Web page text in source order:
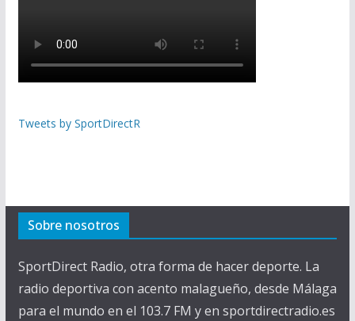
Tweets by SportDirectR
Sobre nosotros
SportDirect Radio, otra forma de hacer deporte. La
radio deportiva con acento malagueño, desde Málaga
para el mundo en el 103.7 FM y en sportdirectradio.es